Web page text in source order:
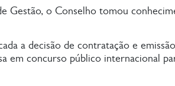
Gestão, o Conselho tomou
a decisão de contratação e
em concurso público internacional